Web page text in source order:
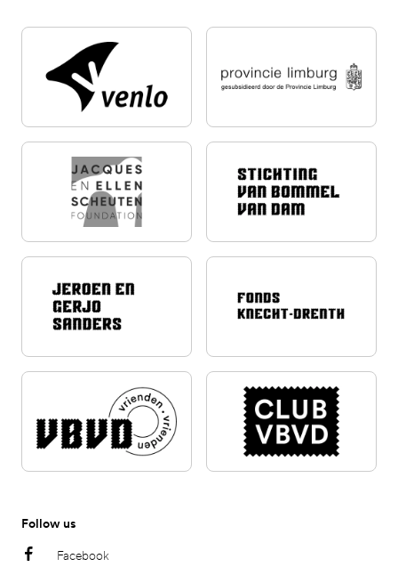
Follow us
Facebook